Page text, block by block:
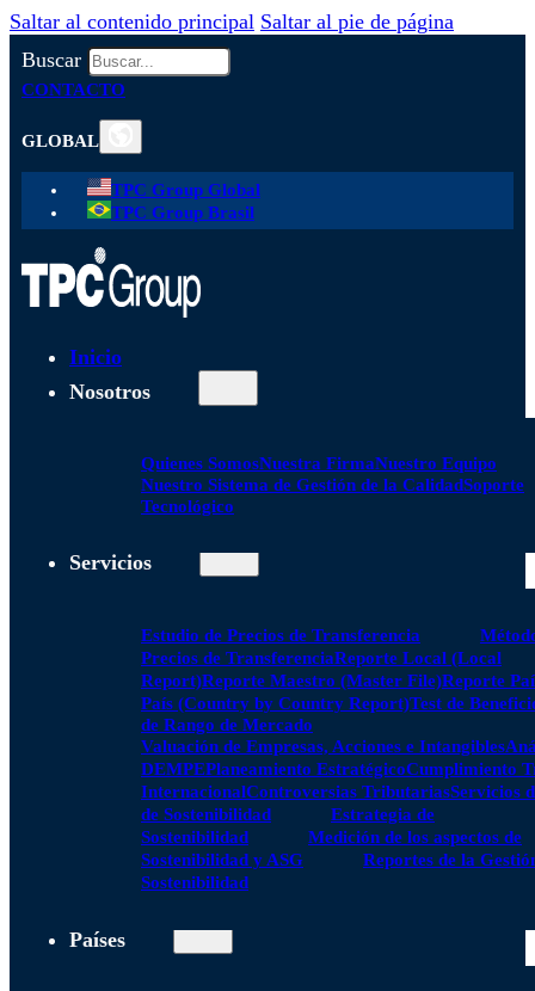
Saltar al contenido principal Saltar al pie de página
Buscar
CONTACTO
GLOBAL
TPC Group Global
TPC Group Brasil
Inicio
Nosotros
Quienes SomosNuestra FirmaNuestro Equipo
Nuestro Sistema de Gestión de la CalidadSoporte
Tecnológico
Servicios
Estudio de Precios de Transferencia
Precios de TransferenciaReporte Local (Local
Report)Reporte Maestro (Master File)Reporte
País (Country by Country Report)Test de
de Rango de Mercado
Valuación de Empresas, Acciones e Intangibles
DEMPEPlaneamiento EstratégicoCumplimiento
InternacionalControversias TributariasServicios
de Sostenibilidad
Estrategia de
Sostenibilidad
Medición de los aspectos de
Sostenibilidad y ASG
Reportes de la
Sostenibilidad
Países